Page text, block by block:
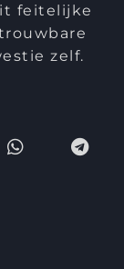
feitelijke
zelf.